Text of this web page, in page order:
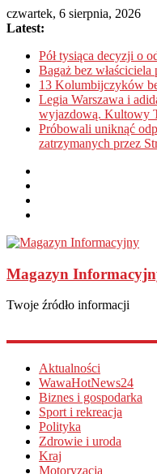
czwartek, 6 sierpnia, 2026
Latest:
Pół tysiąca decyzji o
Bagaż bez
13 Kolumbijczyków
Legia Warszawa i
wyjazdową. Kultowy
Próbowali uniknąć
zatrzymanych przez
Magazyn
Twoje źródło informacji
Aktualności
WawaHotNews24
Biznes i gospodarka
Sport i rekreacja
Polityka
Zdrowie i uroda
Kraj
Motoryzacja